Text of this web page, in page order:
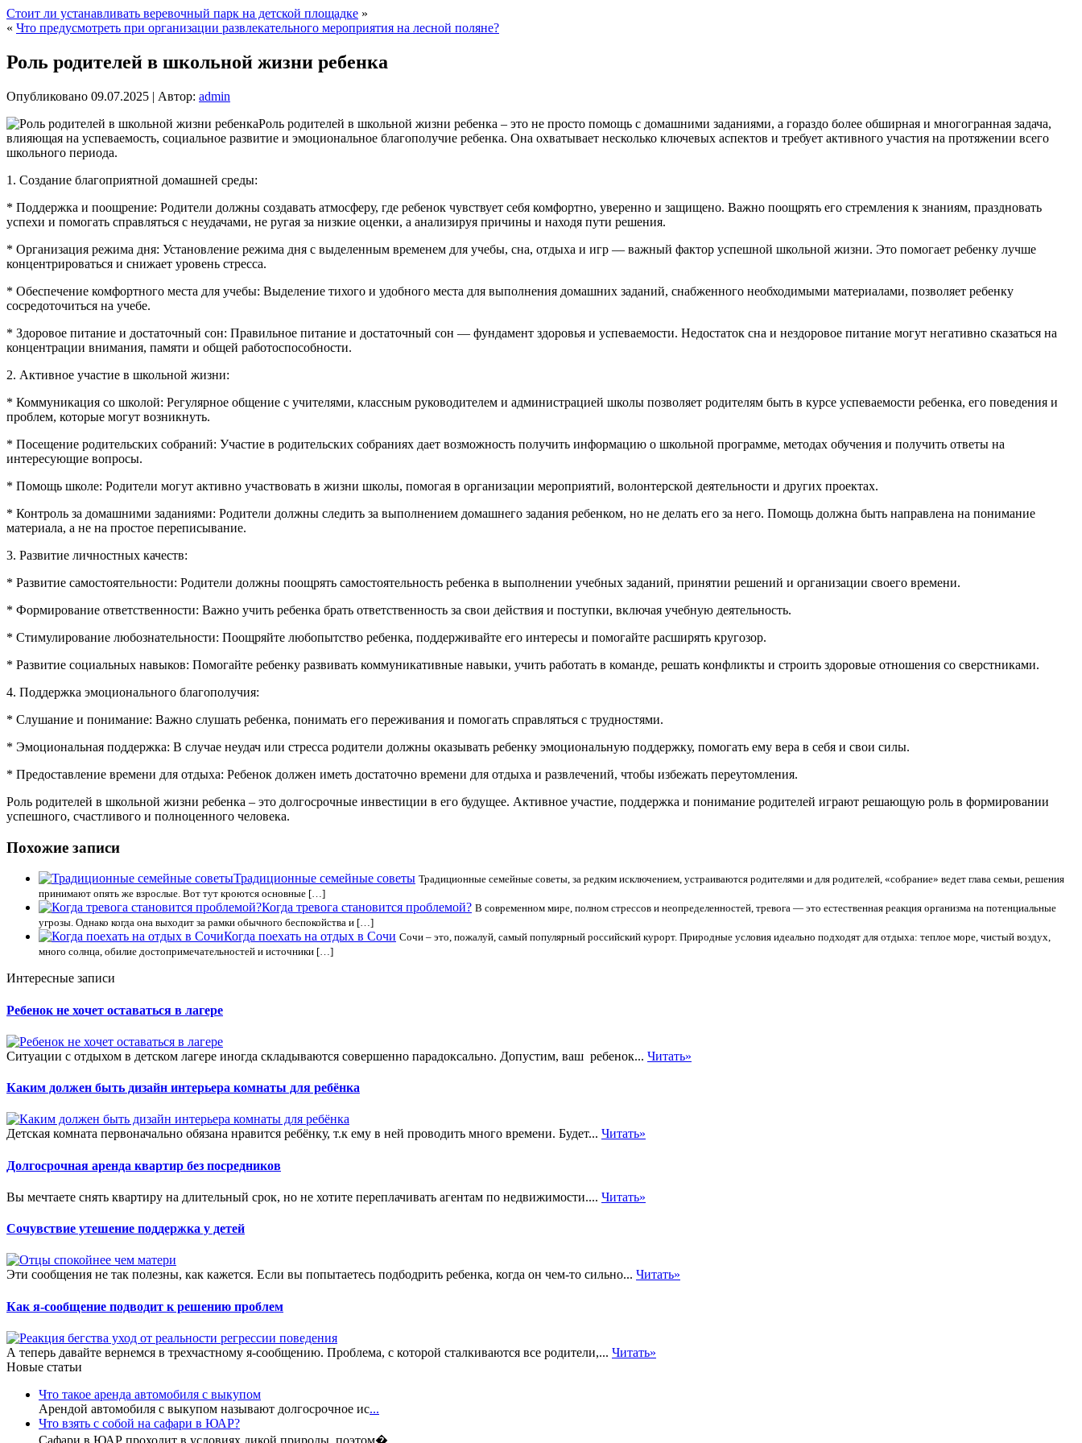
Стоит ли устанавливать веревочный парк на детской площадке »
« Что предусмотреть при организации развлекательного мероприятия на лесной поляне?
Роль родителей в школьной жизни ребенка
Опубликовано 09.07.2025 | Автор: admin
Роль родителей в школьной жизни ребенка – это не просто помощь с домашними заданиями, а гораздо более обширная и многогранная задача,
влияющая на успеваемость, социальное развитие и эмоциональное благополучие ребенка. Она охватывает несколько ключевых аспектов и требует активного участия на протяжении всего
школьного периода.
1. Создание благоприятной домашней среды:
* Поддержка и поощрение: Родители должны создавать атмосферу, где ребенок чувствует себя комфортно, уверенно и защищено. Важно поощрять его стремления к знаниям, праздновать
успехи и помогать справляться с неудачами, не ругая за низкие оценки, а анализируя причины и находя пути решения.
* Организация режима дня: Установление режима дня с выделенным временем для учебы, сна, отдыха и игр — важный фактор успешной школьной жизни. Это помогает ребенку лучше
концентрироваться и снижает уровень стресса.
* Обеспечение комфортного места для учебы: Выделение тихого и удобного места для выполнения домашних заданий, снабженного необходимыми материалами, позволяет ребенку
сосредоточиться на учебе.
* Здоровое питание и достаточный сон: Правильное питание и достаточный сон — фундамент здоровья и успеваемости. Недостаток сна и нездоровое питание могут негативно сказаться на
концентрации внимания, памяти и общей работоспособности.
2. Активное участие в школьной жизни:
* Коммуникация со школой: Регулярное общение с учителями, классным руководителем и администрацией школы позволяет родителям быть в курсе успеваемости ребенка, его поведения и
проблем, которые могут возникнуть.
* Посещение родительских собраний: Участие в родительских собраниях дает возможность получить информацию о школьной программе, методах обучения и получить ответы на
интересующие вопросы.
* Помощь школе: Родители могут активно участвовать в жизни школы, помогая в организации мероприятий, волонтерской деятельности и других проектах.
* Контроль за домашними заданиями: Родители должны следить за выполнением домашнего задания ребенком, но не делать его за него. Помощь должна быть направлена на понимание
материала, а не на простое переписывание.
3. Развитие личностных качеств:
* Развитие самостоятельности: Родители должны поощрять самостоятельность ребенка в выполнении учебных заданий, принятии решений и организации своего времени.
* Формирование ответственности: Важно учить ребенка брать ответственность за свои действия и поступки, включая учебную деятельность.
* Стимулирование любознательности: Поощряйте любопытство ребенка, поддерживайте его интересы и помогайте расширять кругозор.
* Развитие социальных навыков: Помогайте ребенку развивать коммуникативные навыки, учить работать в команде, решать конфликты и строить здоровые отношения со сверстниками.
4. Поддержка эмоционального благополучия:
* Слушание и понимание: Важно слушать ребенка, понимать его переживания и помогать справляться с трудностями.
* Эмоциональная поддержка: В случае неудач или стресса родители должны оказывать ребенку эмоциональную поддержку, помогать ему вера в себя и свои силы.
* Предоставление времени для отдыха: Ребенок должен иметь достаточно времени для отдыха и развлечений, чтобы избежать переутомления.
Роль родителей в школьной жизни ребенка – это долгосрочные инвестиции в его будущее. Активное участие, поддержка и понимание родителей играют решающую роль в формировании
успешного, счастливого и полноценного человека.
Похожие записи
Традиционные семейные советы Традиционные семейные советы, за редким исключением, устраиваются родителями и для родителей, «собрание» ведет глава семьи, решения
принимают опять же взрослые. Вот тут кроются основные […]
Когда тревога становится проблемой? В современном мире, полном стрессов и неопределенностей, тревога — это естественная реакция организма на потенциальные
угрозы. Однако когда она выходит за рамки обычного беспокойства и […]
Когда поехать на отдых в Сочи Сочи – это, пожалуй, самый популярный российский курорт. Природные условия идеально подходят для отдыха: теплое море, чистый воздух,
много солнца, обилие достопримечательностей и источники […]
Интересные записи
Ребенок не хочет оставаться в лагере
Ситуации с отдыхом в детском лагере иногда складываются совершенно парадоксально. Допустим, ваш ребенок... Читать»
Каким должен быть дизайн интерьера комнаты для ребёнка
Детская комната первоначально обязана нравится ребёнку, т.к ему в ней проводить много времени. Будет... Читать»
Долгосрочная аренда квартир без посредников
Вы мечтаете снять квартиру на длительный срок, но не хотите переплачивать агентам по недвижимости.... Читать»
Сочувствие утешение поддержка у детей
Эти сообщения не так полезны, как кажется. Если вы попытаетесь подбодрить ребенка, когда он чем-то сильно... Читать»
Как я-сообщение подводит к решению проблем
А теперь давайте вернемся в трехчастному я-сообщению. Проблема, с которой сталкиваются все родители,... Читать»
Новые статьи
Что такое аренда автомобиля с выкупом
Арендой автомобиля с выкупом называют долгосрочное ис...
Что взять с собой на сафари в ЮАР?
Сафари в ЮАР проходит в условиях дикой природы, поэтом�